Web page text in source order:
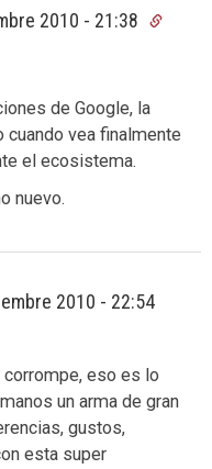
2010 - 21:38
de Google, la
vea finalmente
el ecosistema.
nuevo.
2010 - 22:54
eso es lo
un arma de gran
gustos,
esta super